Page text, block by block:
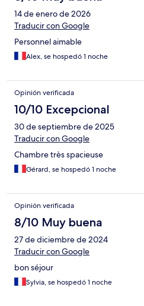
14 de enero de 2026
Traducir con Google
Personnel aimable
Alex, se hospedó 1 noche
Opinión verificada
10/10 Excepcional
30 de septiembre de 2025
Traducir con Google
Chambre très spacieuse
Gérard, se hospedó 1 noche
Opinión verificada
8/10 Muy buena
27 de diciembre de 2024
Traducir con Google
bon séjour
Sylvia, se hospedó 1 noche